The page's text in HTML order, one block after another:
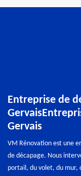
Entreprise de
Gervais
VM Rénovation est une
de décapage. Nous
portail, du volet, du mur,